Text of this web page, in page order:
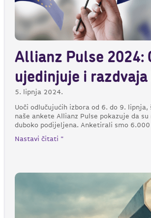
Allianz Pulse 2024:
ujedinjuje i razdvaja
5. lipnja 2024.
Uoči odlučujućih izbora od 6. do 9. lipnja,
naše ankete Allianz Pulse pokazuje da
duboko podijeljena. Anketirali smo 6.000
Nastavi čitati "